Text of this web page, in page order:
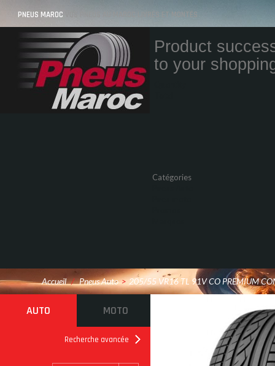
PNEUS MAROC VOS PNEUS AU MAROC LIVRÉS ET MONTÉS
Product
to your
Catégories
Accueil / Pneus Auto > 205/55 VR16 TL 91V CO PREMIUM
AUTO MOTO
Recherche avancée